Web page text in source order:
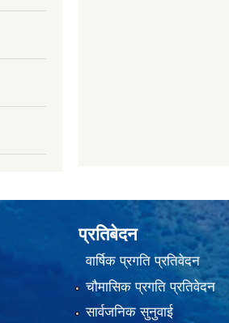
प्रतिबेदन
वार्षिक प्रगति प्रतिवेदन
चौमासिक प्रगति प्रतिवेदन
सार्वजनिक सुनुवाई